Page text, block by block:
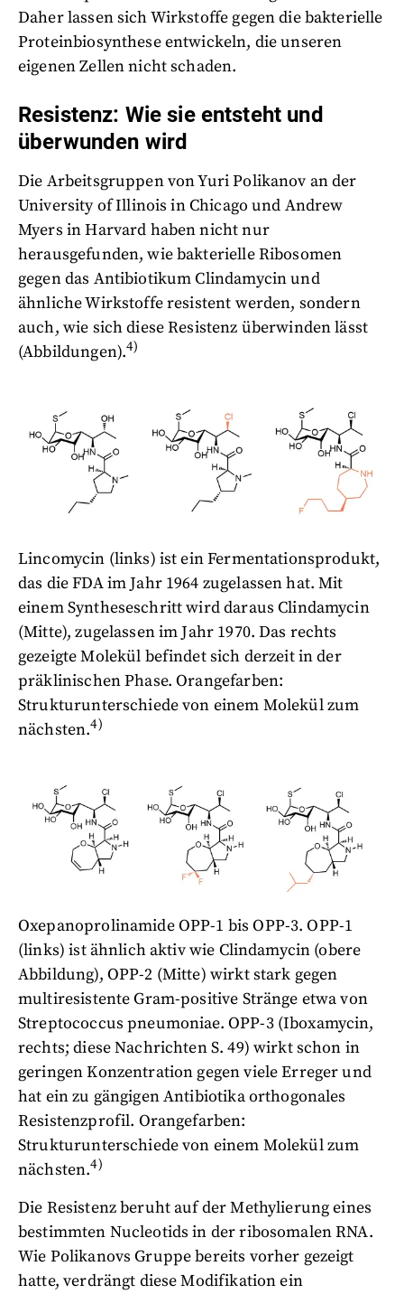
Daher lassen sich Wirkstoffe gegen die bakterielle
Proteinbiosynthese entwickeln, die unseren
eigenen Zellen nicht schaden.
Resistenz: Wie sie entsteht und
überwunden wird
Die Arbeitsgruppen von Yuri Polikanov an der
University of Illinois in Chicago und Andrew
Myers in Harvard haben nicht nur
herausgefunden, wie bakterielle Ribosomen
gegen das Antibiotikum Clindamycin und
ähnliche Wirkstoffe resistent werden, sondern
auch, wie sich diese Resistenz überwinden lässt
(Abbildungen).4)
Lincomycin (links) ist ein Fermentationsprodukt,
das die FDA im Jahr 1964 zugelassen hat. Mit
einem Syntheseschritt wird daraus Clindamycin
(Mitte), zugelassen im Jahr 1970. Das rechts
gezeigte Molekül befindet sich derzeit in der
präklinischen Phase. Orangefarben:
Strukturunterschiede von einem Molekül zum
nächsten.4)
Oxepanoprolinamide OPP-1 bis OPP-3. OPP-1
(links) ist ähnlich aktiv wie Clindamycin (obere
Abbildung), OPP-2 (Mitte) wirkt stark gegen
multiresistente Gram-positive Stränge etwa von
Streptococcus pneumoniae. OPP-3 (Iboxamycin,
rechts; diese Nachrichten S. 49) wirkt schon in
geringen Konzentration gegen viele Erreger und
hat ein zu gängigen Antibiotika orthogonales
Resistenzprofil. Orangefarben:
Strukturunterschiede von einem Molekül zum
nächsten.4)
Die Resistenz beruht auf der Methylierung eines
bestimmten Nucleotids in der ribosomalen RNA.
Wie Polikanovs Gruppe bereits vorher gezeigt
hatte, verdrängt diese Modifikation ein